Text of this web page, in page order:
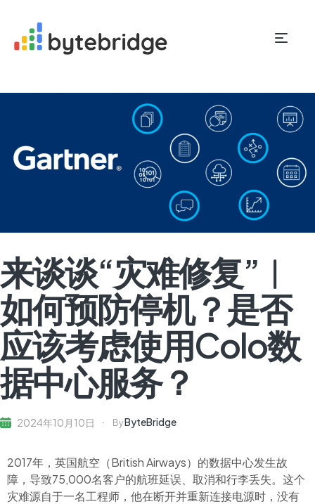
来谈谈“灾难修复”︱
如何预防停机？是否
应该考虑使用Colo数
据中心服务？
2024年10月10日 ByByteBridge
2017年，英国航空（British Airways）的数据中心发生故
障，导致75,000名客户的航班延误、取消和行李丢失。这个
灾难源自于一名工程师，他在断开并重新连接电源时，没有